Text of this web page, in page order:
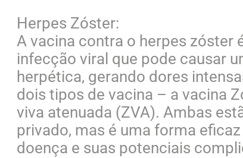
Herpes Zóster:
A vacina contra o herpes zóster
infecção viral que pode causar
herpética, gerando dores
dois tipos de vacina – a vacina
viva atenuada (ZVA). Ambas
privado, mas é uma forma
doença e suas potenciais